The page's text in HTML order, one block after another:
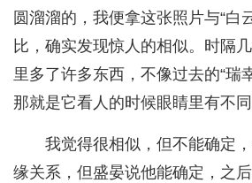
圆溜溜的，我便拿这张照片与“白
比，确实发现惊人的相似。时隔
里多了许多东西，不像过去的“瑞
那就是它看人的时候眼睛里有不同
我觉得很相似，但不能确定
缘关系，但盛晏说他能确定，之